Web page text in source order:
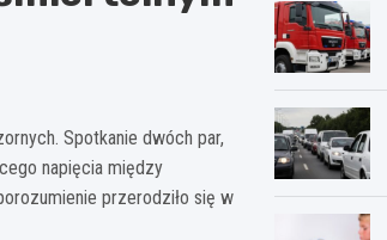
Spotkanie dwóch par,
napięcia między
przerodziło się w